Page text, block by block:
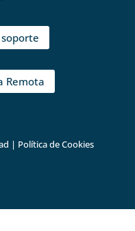
Remota
| Política de Cookies